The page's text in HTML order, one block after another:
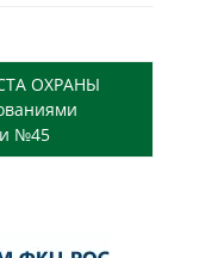
ОХРАНЫ
№45